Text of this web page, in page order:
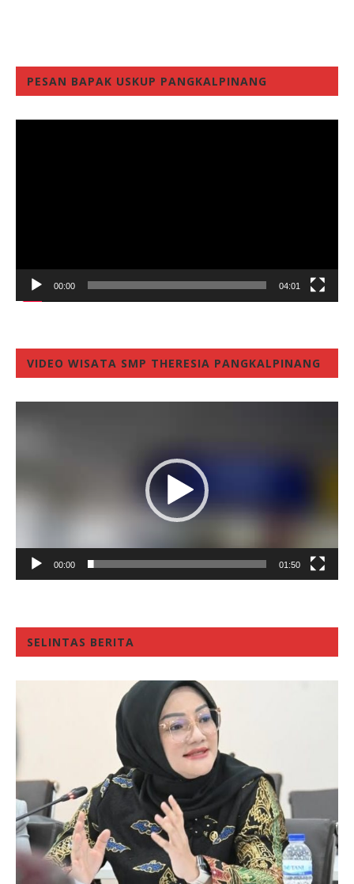
PESAN BAPAK USKUP PANGKALPINANG
00:00 04:01
VIDEO WISATA SMP THERESIA PANGKALPINANG
00:00 01:50
SELINTAS BERITA